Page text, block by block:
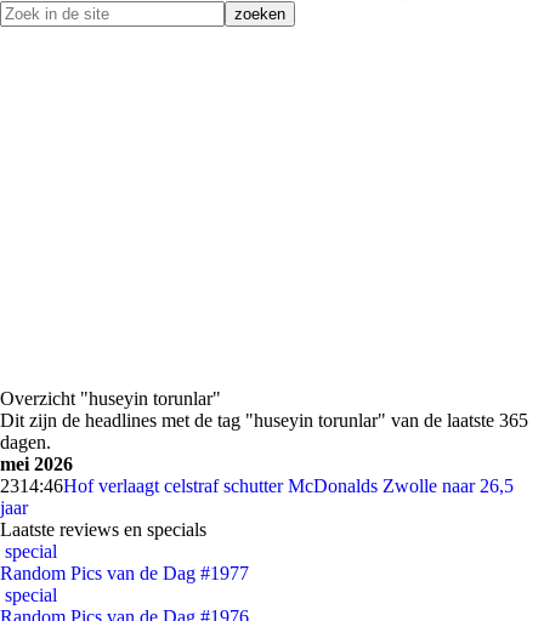
Overzicht "huseyin torunlar"
Dit zijn de headlines met de tag "huseyin torunlar" van de laatste 365
dagen.
mei 2026
2314:46Hof verlaagt celstraf schutter McDonalds Zwolle naar 26,5
jaar
Laatste reviews en specials
special
Random Pics van de Dag #1977
special
Random Pics van de Dag #1976